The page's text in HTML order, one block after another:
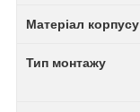
Матеріал корпусу
Тип монтажу